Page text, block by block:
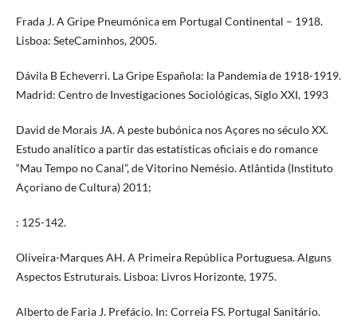
Frada J. A Gripe Pneumónica em Portugal Continental – 1918.
Lisboa: SeteCaminhos, 2005.
Dávila B Echeverri. La Gripe Española: la Pandemia de 1918-1919.
Madrid: Centro de Investigaciones Sociológicas, Siglo XXI, 1993
David de Morais JA. A peste bubónica nos Açores no século XX.
Estudo analítico a partir das estatísticas oficiais e do romance
“Mau Tempo no Canal”, de Vitorino Nemésio. Atlântida (Instituto
Açoriano de Cultura) 2011;
: 125-142.
Oliveira-Marques AH. A Primeira República Portuguesa. Alguns
Aspectos Estruturais. Lisboa: Livros Horizonte, 1975.
Alberto de Faria J. Prefácio. In: Correia FS. Portugal Sanitário.